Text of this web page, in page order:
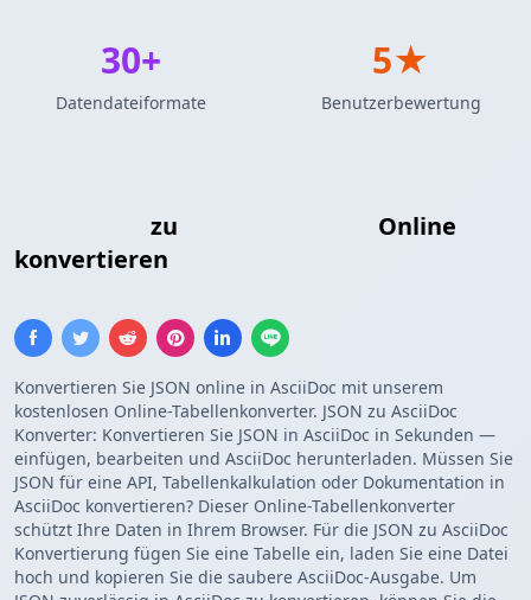
zu
Online
konvertieren
Konvertieren Sie JSON online in AsciiDoc mit unserem
kostenlosen Online-Tabellenkonverter. JSON zu AsciiDoc
Konverter: Konvertieren Sie JSON in AsciiDoc in Sekunden —
einfügen, bearbeiten und AsciiDoc herunterladen. Müssen Sie
JSON für eine API, Tabellenkalkulation oder Dokumentation in
AsciiDoc konvertieren? Dieser Online-Tabellenkonverter
schützt Ihre Daten in Ihrem Browser. Für die JSON zu AsciiDoc
Konvertierung fügen Sie eine Tabelle ein, laden Sie eine Datei
hoch und kopieren Sie die saubere AsciiDoc-Ausgabe. Um
30+
Datendateiformate
5★
Benutzerbewertung